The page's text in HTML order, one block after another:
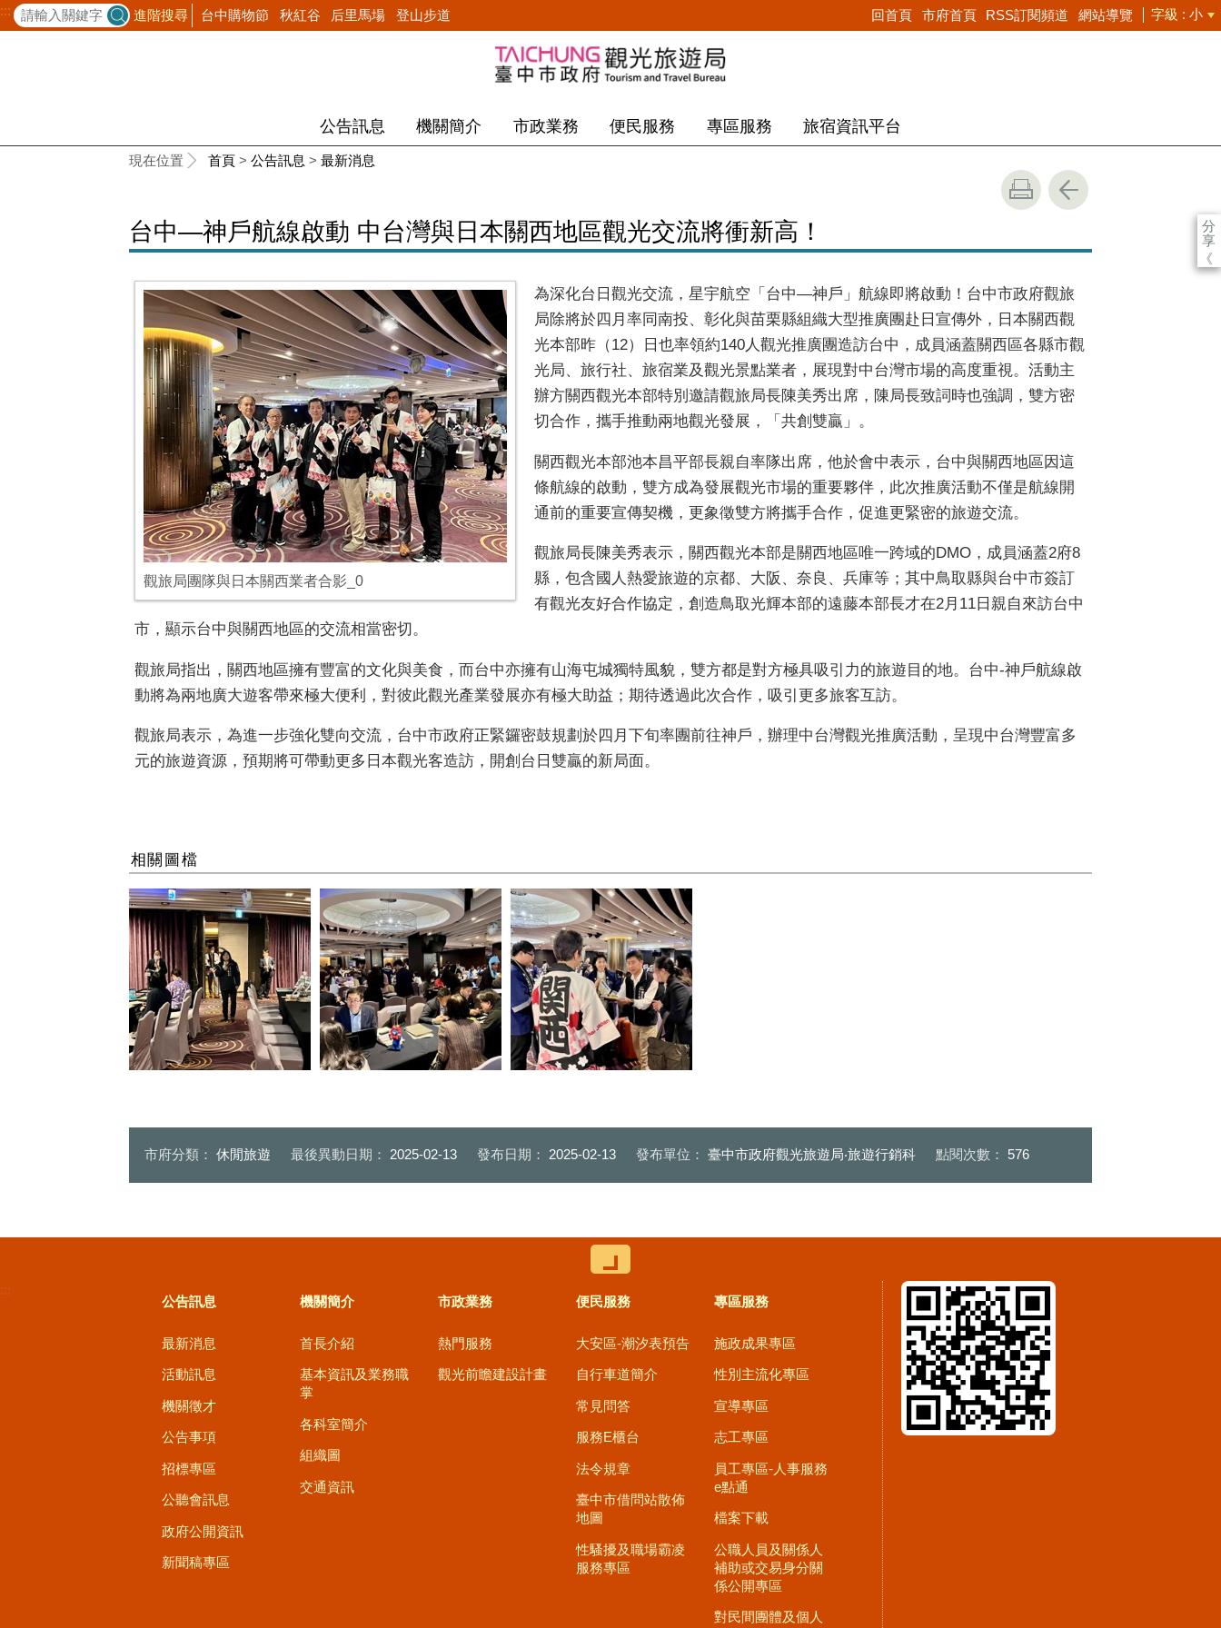
::: 進階搜尋 台中購物節 秋紅谷 后里馬場 登山步道 回首頁 市府首頁 RSS訂閱頻道 網站導覽 字級 小
公告訊息 機關簡介 市政業務 便民服務 專區服務 旅宿資訊平台
現在位置 首頁 > 公告訊息 > 最新消息
分
享
《
台中—神戶航線啟動 中台灣與日本關西地區觀光交流將衝新高！
觀旅局團隊與日本關西業者合影_0
為深化台日觀光交流，星宇航空「台中—神戶」航線即將啟動！台中市政府觀旅
局除將於四月率同南投、彰化與苗栗縣組織大型推廣團赴日宣傳外，日本關西觀
光本部昨（12）日也率領約140人觀光推廣團造訪台中，成員涵蓋關西區各縣市觀
光局、旅行社、旅宿業及觀光景點業者，展現對中台灣市場的高度重視。活動主
辦方關西觀光本部特別邀請觀旅局長陳美秀出席，陳局長致詞時也強調，雙方密
切合作，攜手推動兩地觀光發展，「共創雙贏」。
關西觀光本部池本昌平部長親自率隊出席，他於會中表示，台中與關西地區因這
條航線的啟動，雙方成為發展觀光市場的重要夥伴，此次推廣活動不僅是航線開
通前的重要宣傳契機，更象徵雙方將攜手合作，促進更緊密的旅遊交流。
觀旅局長陳美秀表示，關西觀光本部是關西地區唯一跨域的DMO，成員涵蓋2府8
縣，包含國人熱愛旅遊的京都、大阪、奈良、兵庫等；其中鳥取縣與台中市簽訂
有觀光友好合作協定，創造鳥取光輝本部的遠藤本部長才在2月11日親自來訪台中
市，顯示台中與關西地區的交流相當密切。
觀旅局指出，關西地區擁有豐富的文化與美食，而台中亦擁有山海屯城獨特風貌，雙方都是對方極具吸引力的旅遊目的地。台中-神戶航線啟
動將為兩地廣大遊客帶來極大便利，對彼此觀光產業發展亦有極大助益；期待透過此次合作，吸引更多旅客互訪。
觀旅局表示，為進一步強化雙向交流，台中市政府正緊鑼密鼓規劃於四月下旬率團前往神戶，辦理中台灣觀光推廣活動，呈現中台灣豐富多
元的旅遊資源，預期將可帶動更多日本觀光客造訪，開創台日雙贏的新局面。
相關圖檔
市府分類： 休閒旅遊 最後異動日期： 2025-02-13 發布日期： 2025-02-13 發布單位： 臺中市政府觀光旅遊局‧旅遊行銷科 點閱次數： 576
:::
公告訊息
最新消息
活動訊息
機關徵才
公告事項
招標專區
公聽會訊息
政府公開資訊
新聞稿專區
機關簡介
首長介紹
基本資訊及業務職
掌
各科室簡介
組織圖
交通資訊
市政業務
熱門服務
觀光前瞻建設計畫
便民服務
大安區-潮汐表預告
自行車道簡介
常見問答
服務E櫃台
法令規章
臺中市借問站散佈
地圖
性騷擾及職場霸凌
服務專區
專區服務
施政成果專區
性別主流化專區
宣導專區
志工專區
員工專區-人事服務
e點通
檔案下載
公職人員及關係人
補助或交易身分關
係公開專區
對民間團體及個人